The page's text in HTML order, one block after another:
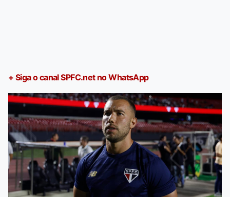
+ Siga o canal SPFC.net no WhatsApp